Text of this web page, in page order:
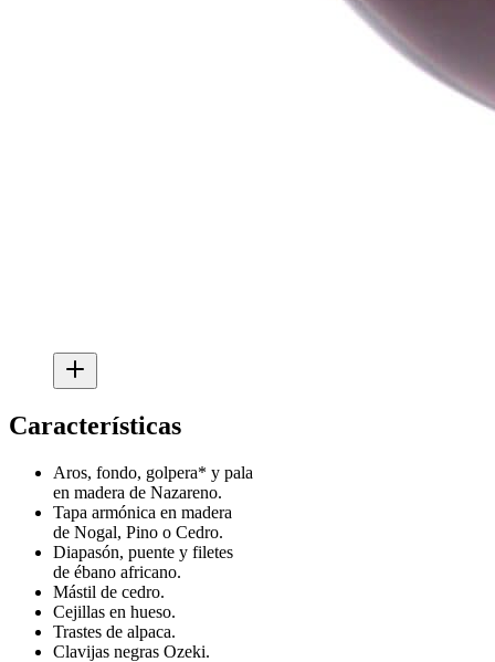
Características
Aros, fondo, golpera* y pala
en madera de Nazareno.
Tapa armónica en madera
de Nogal, Pino o Cedro.
Diapasón, puente y filetes
de ébano africano.
Mástil de cedro.
Cejillas en hueso.
Trastes de alpaca.
Clavijas negras Ozeki.